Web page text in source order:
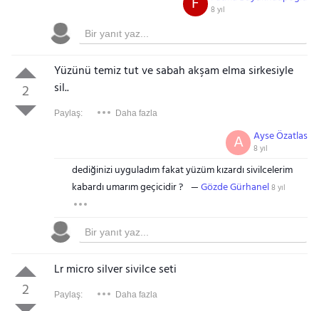
8 yıl
2
Yüzünü temiz tut ve sabah akşam elma sirkesiyle
sil..
Paylaş: Daha fazla
Ayse Özatlas
8 yıl
A
dediğinizi uyguladım fakat yüzüm kızardı sivilcelerim
kabardı umarım geçicidir ?
Gözde Gürhanel8 yıl
2
Lr micro silver sivilce seti
Paylaş: Daha fazla